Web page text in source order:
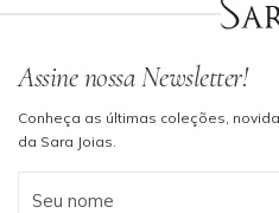
Assine nossa Newsletter!
Conheça as últimas coleções,
da Sara Joias.
Seu nome